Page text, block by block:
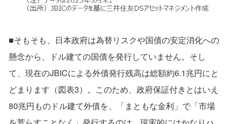
■そもそも、日本政府は為替リスクや国債の安定消化への
懸念から、ドル建ての国債を発行していません。そし
て、現在のJBICによる外債発行残高は総額約6.1兆円にと
どまります（図表3）。このため、政府保証付きとはいえ
80兆円ものドル建て外債を、「まともな金利」で「市場